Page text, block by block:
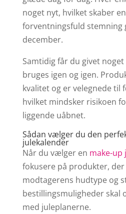
noget nyt, hvilket skaber
forventningsfuld stemning
december.
Samtidig får du givet
bruges igen og igen.
kvalitet og er velegnede til
hvilket mindsker risikoen
liggende uåbnet.
Sådan vælger du den
julekalender
Når du vælger en make-up
fokusere på produkter,
modtagerens hudtype og
bestillingsmuligheder skal
med juleplanerne.